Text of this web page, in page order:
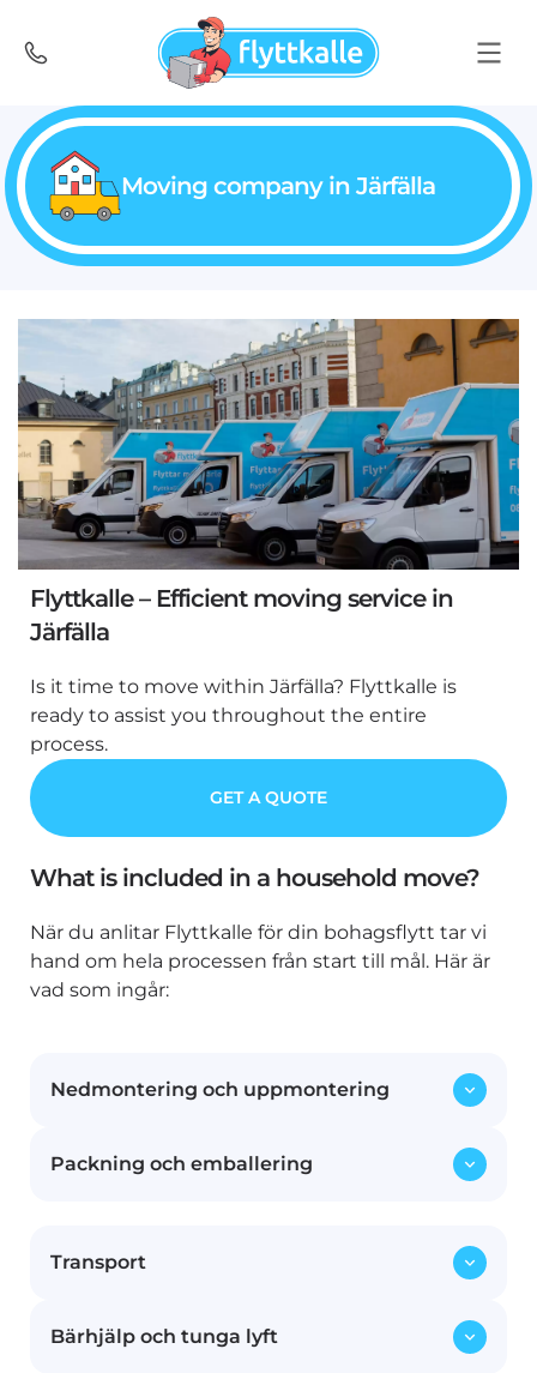
Moving company in Järfälla
Flyttkalle – Efficient moving service in
Järfälla
Is it time to move within Järfälla? Flyttkalle is
ready to assist you throughout the entire
process.
GET A QUOTE
What is included in a household move?
När du anlitar Flyttkalle för din bohagsflytt tar vi
hand om hela processen från start till mål. Här är
vad som ingår:
Nedmontering och uppmontering
Vi hjälper dig att skruva isär möblerna inför
till att dina möbler hanteras med omsorg.
Packning och emballering
Allt från ömtåliga föremål till större möbler
packas och emballeras noggrant med vårt
dina ägodelar under transporten.
Transport
Med våra moderna och säkra flyttfordon
Bärhjälp och tunga lyft